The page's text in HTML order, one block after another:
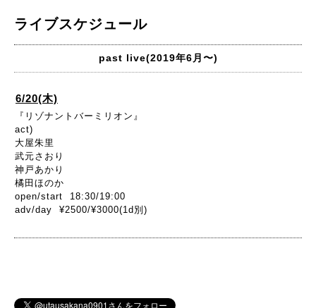
ライブスケジュール
past live(2019年6月〜)
6/20(木)
『リゾナントバーミリオン』
act)
大屋朱里
武元さおり
神戸あかり
橘田ほのか
open/start 18:30/19:00
adv/day ¥2500/¥3000(1d別)